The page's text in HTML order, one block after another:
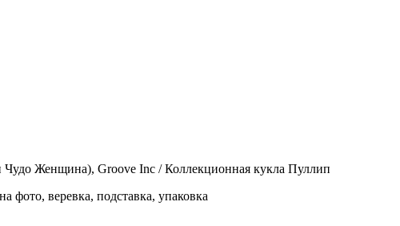
Женщина), Groove Inc / Коллекционная кукла Пуллип
веревка, подставка, упаковка